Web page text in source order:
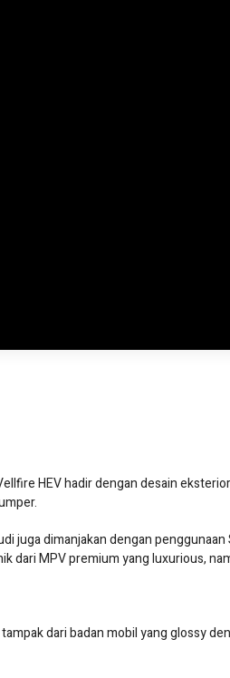
HEV hadir dengan desain
juga dimanjakan dengan
dari MPV premium yang luxurious,
dari badan mobil yang glossy